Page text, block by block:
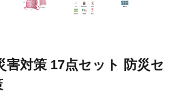
害対策 17点セット 防災セ